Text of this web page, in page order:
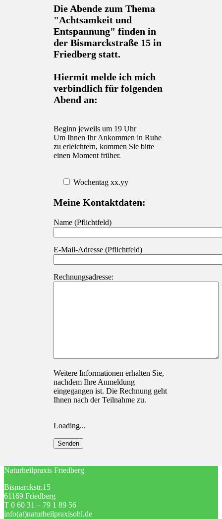
Die Abende zum Thema
"Achtsamkeit und
Entspannung" finden in
der Bismarckstraße 15 in
Friedberg statt.
Hiermit melde ich mich
verbindlich für folgenden
Abend an:
Beginn jeweils um 19 Uhr
Um Ihnen Ihr Ankommen in Ruhe
zu erleichtern, kommen Sie bitte
einen Moment früher.
Wochentag xx.yy
Meine Kontaktdaten:
Name (Pflichtfeld)
E-Mail-Adresse (Pflichtfeld)
Rechnungsadresse:
Weitere Informationen erhalten Sie,
nachdem Ihre Anmeldung
eingegangen ist. Die Rechnung geht
Ihnen nach der Teilnahme zu.
Loading...
Naturheilpraxis Friedberg
Bismarckstr.15
61169 Friedberg
T 0 60 31 – 79 1 89 56
info(at)naturheilpraxisohl.de